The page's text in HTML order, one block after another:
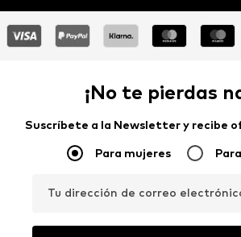
¡No te pierdas
Suscríbete a la Newsletter y recibe
Para mujeres
Tu dirección de correo